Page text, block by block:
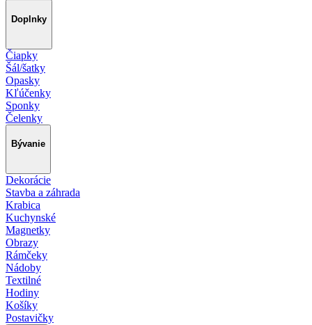
Doplnky
Čiapky
Šál/šatky
Opasky
Kľúčenky
Sponky
Čelenky
Bývanie
Dekorácie
Stavba a záhrada
Krabica
Kuchynské
Magnetky
Obrazy
Rámčeky
Nádoby
Textilné
Hodiny
Košíky
Postavičky